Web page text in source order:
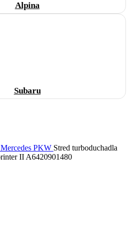
Alpina
Subaru
Mercedes PKW Stred turboduchadla
II A6420901480